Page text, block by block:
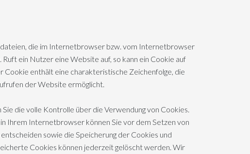
die im Internetbrowser bzw. vom Internetbrowser
ein Nutzer eine Website auf, so kann ein Cookie auf
enthält eine charakteristische Zeichenfolge, die
der Website ermöglicht.
die volle Kontrolle über die Verwendung von Cookies.
Ihrem Internetbrowser können Sie vor dem Setzen von
sowie die Speicherung der Cookies und
Cookies können jederzeit gelöscht werden. Wir